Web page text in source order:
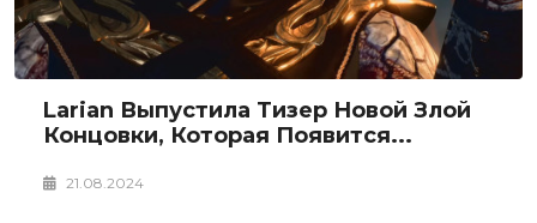
Larian Выпустила Тизер Новой Злой
Концовки, Которая Появится...
21.08.2024